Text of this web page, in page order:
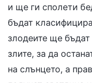
и ще ги сполети
бъдат
злодеите ще
злите, за да
на слънцето, а